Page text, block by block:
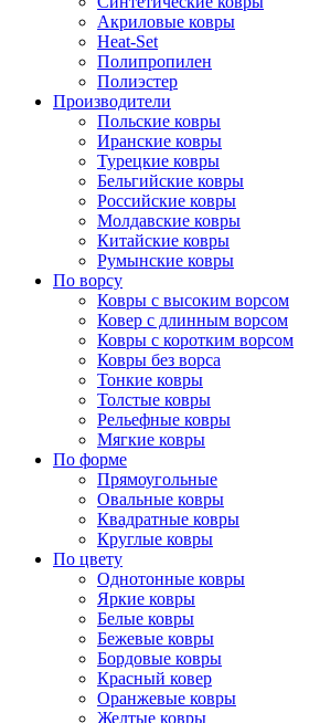
Акриловые ковры
Heat-Set
Полипропилен
Полиэстер
Производители
Польские ковры
Иранские ковры
Турецкие ковры
Бельгийские ковры
Российские ковры
Молдавские ковры
Китайские ковры
Румынские ковры
По ворсу
Ковры с высоким ворсом
Ковер с длинным ворсом
Ковры с коротким ворсом
Ковры без ворса
Тонкие ковры
Толстые ковры
Рельефные ковры
Мягкие ковры
По форме
Прямоугольные
Овальные ковры
Квадратные ковры
Круглые ковры
По цвету
Однотонные ковры
Яркие ковры
Белые ковры
Бежевые ковры
Бордовые ковры
Красный ковер
Оранжевые ковры
Желтые ковры